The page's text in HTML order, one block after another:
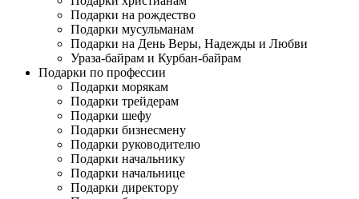
Подарки на рождество
Подарки мусульманам
Подарки на День Веры, Надежды и Любви
Ураза-байрам и Курбан-байрам
Подарки по профессии
Подарки морякам
Подарки трейдерам
Подарки шефу
Подарки бизнесмену
Подарки руководителю
Подарки начальнику
Подарки начальнице
Подарки директору